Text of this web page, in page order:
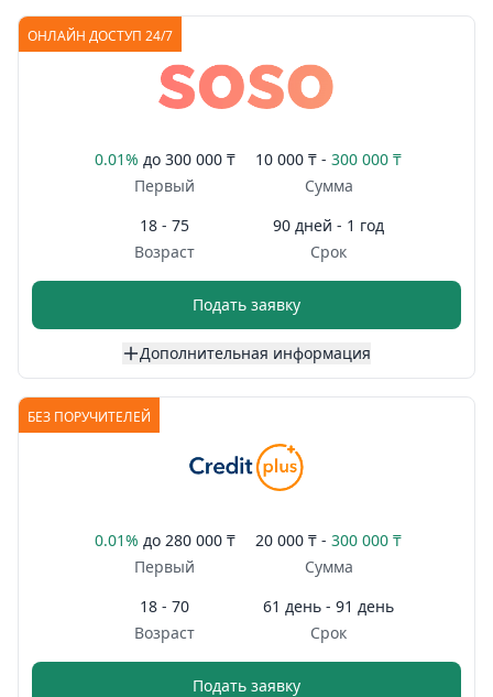
ОНЛАЙН ДОСТУП 24/7
0.01% до 300 000 ₸
Первый
10 000 ₸ - 300 000 ₸
Сумма
18 - 75
Возраст
90 дней - 1 год
Срок
Подать заявку
Дополнительная информация
БЕЗ ПОРУЧИТЕЛЕЙ
0.01% до 280 000 ₸
Первый
20 000 ₸ - 300 000 ₸
Сумма
18 - 70
Возраст
61 день - 91 день
Срок
Подать заявку